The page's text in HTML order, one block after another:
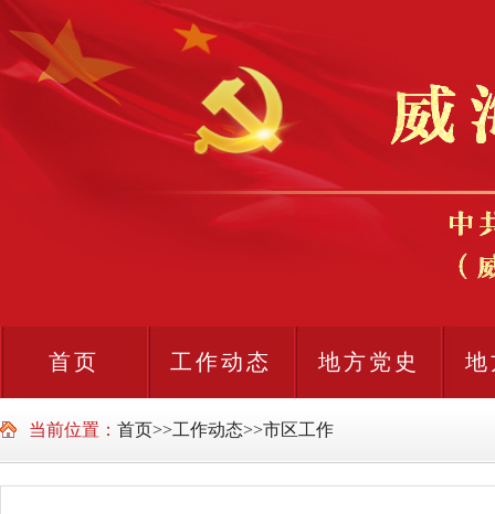
首页 工作动态 地方党史
当前位置： 首页>>工作动态>>市区工作